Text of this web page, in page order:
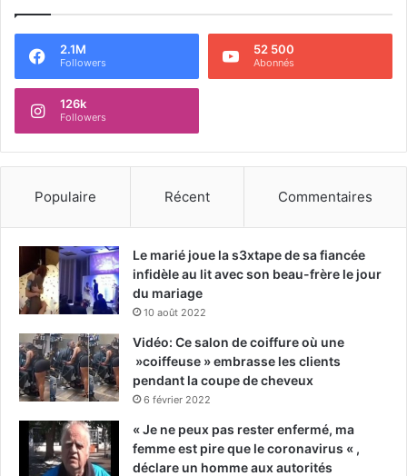
2.1M
Followers
52 500
Abonnés
126k
Followers
Populaire Récent Commentaires
Le marié joue la s3xtape de sa fiancée
infidèle au lit avec son beau-frère le jour
du mariage
10 août 2022
Vidéo: Ce salon de coiffure où une
»coiffeuse » embrasse les clients
pendant la coupe de cheveux
6 février 2022
« Je ne peux pas rester enfermé, ma
femme est pire que le coronavirus « ,
déclare un homme aux autorités